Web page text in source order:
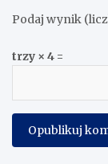
Podaj wynik
trzy × 4 =